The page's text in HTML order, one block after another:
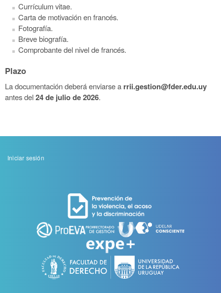
Currículum vitae.
Carta de motivación en francés.
Fotografía.
Breve biografía.
Comprobante del nivel de francés.
Plazo
La documentación deberá enviarse a rrii.gestion@fder.edu.uy
antes del24 de julio de 2026.
Menu
Iniciar sesión